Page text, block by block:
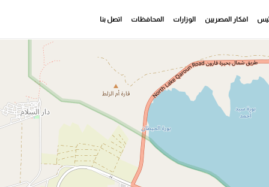
افكار المصريين الوزارات المحافظات اتصل بنا